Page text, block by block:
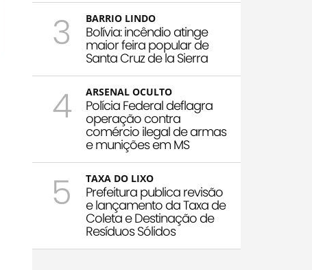
3 BARRIO LINDO
Bolívia: incêndio atinge
maior feira popular de
Santa Cruz de la Sierra
4 ARSENAL OCULTO
Polícia Federal deflagra
operação contra
comércio ilegal de armas
e munições em MS
5 TAXA DO LIXO
Prefeitura publica revisão
e lançamento da Taxa de
Coleta e Destinação de
Resíduos Sólidos